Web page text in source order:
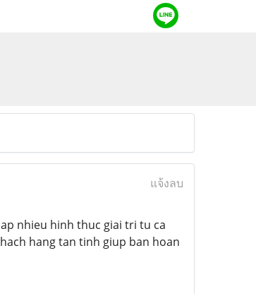
แจ้งลบ
nhieu hinh thuc giai tri tu ca
hang tan tinh giup ban hoan